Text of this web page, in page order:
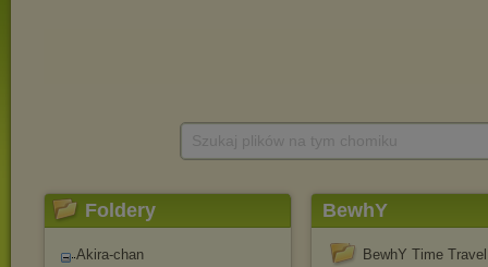
Foldery
Akira-chan
BewhY
BewhY Time Travel